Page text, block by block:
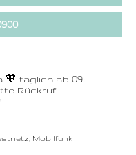
🧡 täglich ab 09:
Rückruf
Mobilfunk